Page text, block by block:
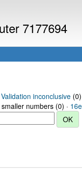
7177694
Validation inconclusive(0)
numbers (0) ·